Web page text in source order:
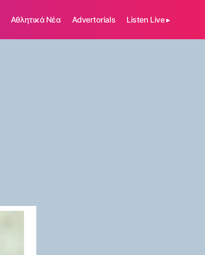
Αθλητικά Νέα Advertorials Listen Live ▸